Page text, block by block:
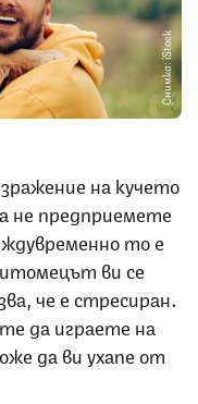
Снимка: iStock
на кучето
не предприемете
то е
ви се
че е стресиран.
да играете на
да ви ухапе от